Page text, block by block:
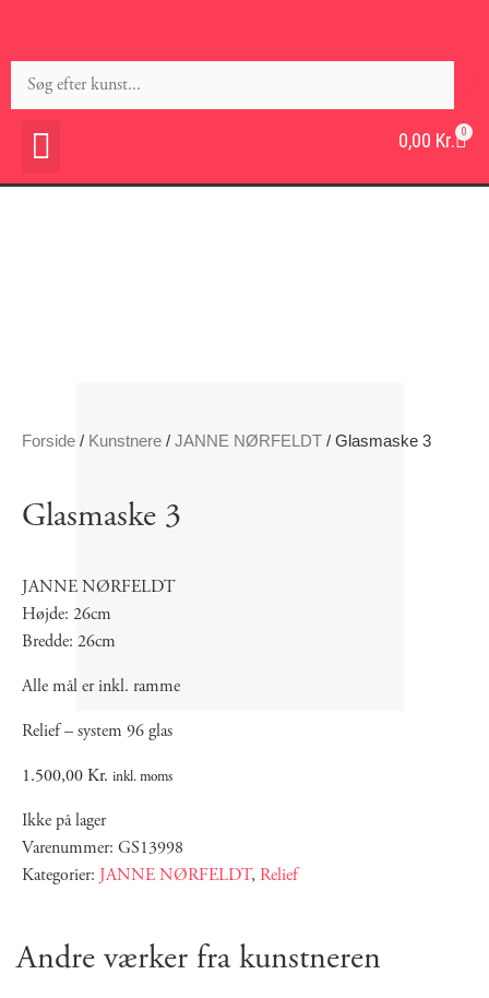
0,00 Kr. 0
Forside / Kunstnere / JANNE NØRFELDT / Glasmaske 3
Glasmaske 3
JANNE NØRFELDT
Højde: 26cm
Bredde: 26cm
Alle mål er inkl. ramme
Relief – system 96 glas
1.500,00Kr. inkl. moms
Ikke på lager
Varenummer: GS13998
Kategorier: JANNE NØRFELDT, Relief
Andre værker fra kunstneren